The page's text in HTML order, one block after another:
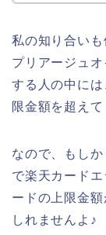
私の知り合い
プリアージュ
する人の中に
限金額を超え
なので、もし
で楽天カード
ードの上限金
しれませんよ♪